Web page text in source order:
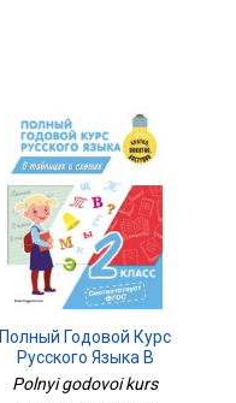
Полный Годовой Курс
Русского Языка В
Таблицах И Схемах: 2
Класс
Polnyi godovoi kurs